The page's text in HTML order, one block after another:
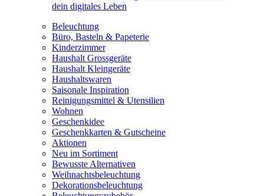
dein digitales Leben
Beleuchtung
Büro, Basteln & Papeterie
Kinderzimmer
Haushalt Grossgeräte
Haushalt Kleingeräte
Haushaltswaren
Saisonale Inspiration
Reinigungsmittel & Utensilien
Wohnen
Geschenkidee
Geschenkkarten & Gutscheine
Aktionen
Neu im Sortiment
Bewusste Alternativen
Weihnachtsbeleuchtung
Dekorationsbeleuchtung